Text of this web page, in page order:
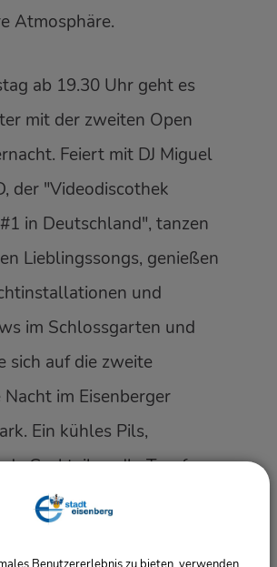
Atmosphäre.
ab 19.30 Uhr geht es
mit der zweiten Open
Feiert mit DJ Miguel
der "Videodiscothek
in Deutschland", tanzen
Lieblingssongs, genießen
und
im Schlossgarten und
sich auf die zweite
Nacht im Eisenberger
Ein kühles Pils,
Cocktails, edle Tropfen
knusprige